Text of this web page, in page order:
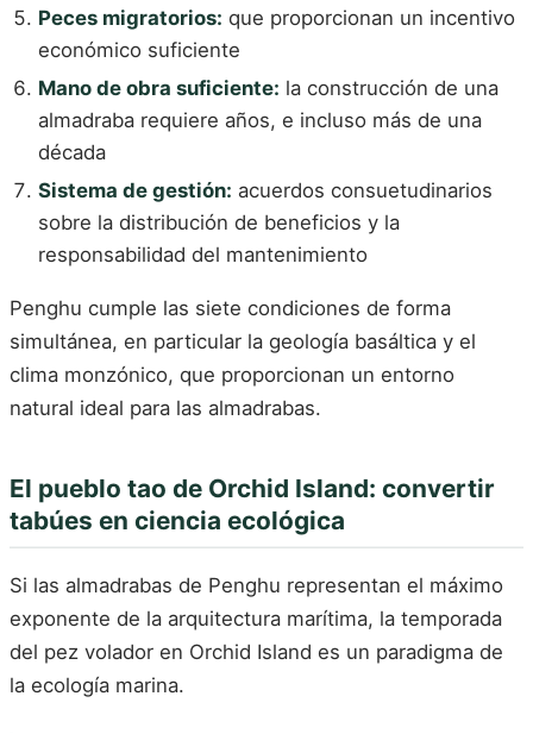
Peces migratorios: que proporcionan un incentivo
económico suficiente
Mano de obra suficiente: la construcción de una
almadraba requiere años, e incluso más de una
década
Sistema de gestión: acuerdos consuetudinarios
sobre la distribución de beneficios y la
responsabilidad del mantenimiento
Penghu cumple las siete condiciones de forma
simultánea, en particular la geología basáltica y el
clima monzónico, que proporcionan un entorno
natural ideal para las almadrabas.
El pueblo tao de Orchid Island: convertir
tabúes en ciencia ecológica
Si las almadrabas de Penghu representan el máximo
exponente de la arquitectura marítima, la temporada
del pez volador en Orchid Island es un paradigma de
la ecología marina.